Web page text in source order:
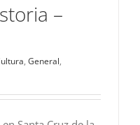
–
, General,